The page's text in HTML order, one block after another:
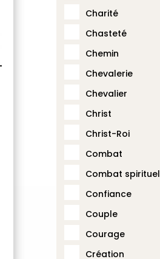
Charité
Chasteté
Chemin
Chevalerie
Chevalier
Christ
Christ-Roi
Combat
Combat spirituel
Confiance
Couple
Courage
Création